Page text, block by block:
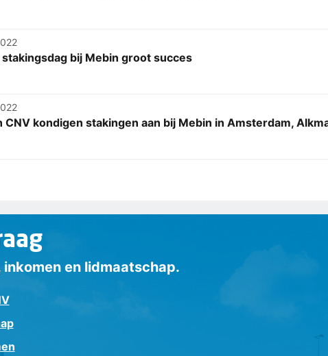
bij Mebin groot succes
CNV kondigen stakingen aan bij Mebin in Amsterdam,
en lidmaatschap.